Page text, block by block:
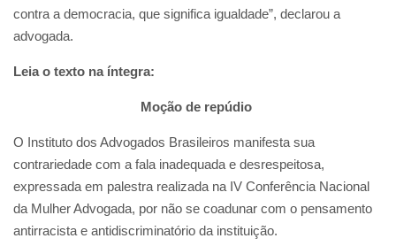
contra a democracia, que significa igualdade”, declarou a
advogada.
Leia o texto na íntegra:
Moção de repúdio
O Instituto dos Advogados Brasileiros manifesta sua
contrariedade com a fala inadequada e desrespeitosa,
expressada em palestra realizada na IV Conferência Nacional
da Mulher Advogada, por não se coadunar com o pensamento
antirracista e antidiscriminatório da instituição.